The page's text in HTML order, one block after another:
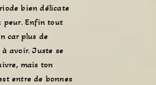
bien délicate
peur. Enfin tout
car plus de
avoir. Juste se
mais ton
entre de bonnes